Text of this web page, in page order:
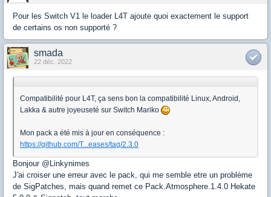
Pour les Switch V1 le loader L4T ajoute quoi exactement le support
de certains os non supporté ?
smada
22 déc. 2022
Compatibilité pour L4T, ça sens bon la compatibilité Linux, Android,
Lakka & autre joyeuseté sur Switch Mariko
Mon pack a été mis à jour en conséquence :
https://github.com/T...eases/tag/2.3.0
Bonjour @Linkynimes
J'ai croiser une erreur avec le pack, qui me semble etre un problème
de SigPatches, mais quand remet ce Pack.Atmosphere.1.4.0 Hekate